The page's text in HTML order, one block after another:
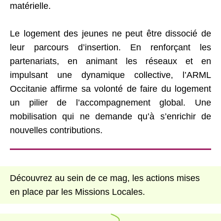
matérielle.
Le logement des jeunes ne peut être dissocié de
leur parcours d’insertion. En renforçant les
partenariats, en animant les réseaux et en
impulsant une dynamique collective, l’ARML
Occitanie affirme sa volonté de faire du logement
un pilier de l’accompagnement global. Une
mobilisation qui ne demande qu’à s’enrichir de
nouvelles contributions.
Découvrez au sein de ce mag, les actions mises
en place par les Missions Locales.